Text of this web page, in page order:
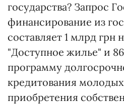
государства? Запрос
финансирование из
составляет 1 млрд грн
"Доступное жилье" и
программу
кредитования
приобретения